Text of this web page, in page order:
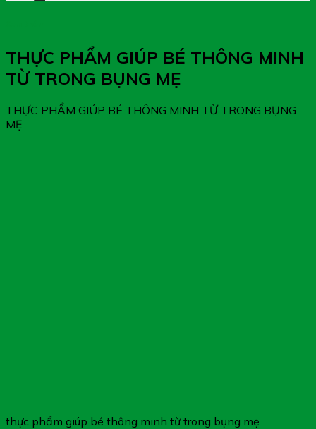
THỰC PHẨM GIÚP BÉ THÔNG MINH
TỪ TRONG BỤNG MẸ
THỰC PHẨM GIÚP BÉ THÔNG MINH TỪ TRONG BỤNG
MẸ
thực phẩm giúp bé thông minh từ trong bụng mẹ